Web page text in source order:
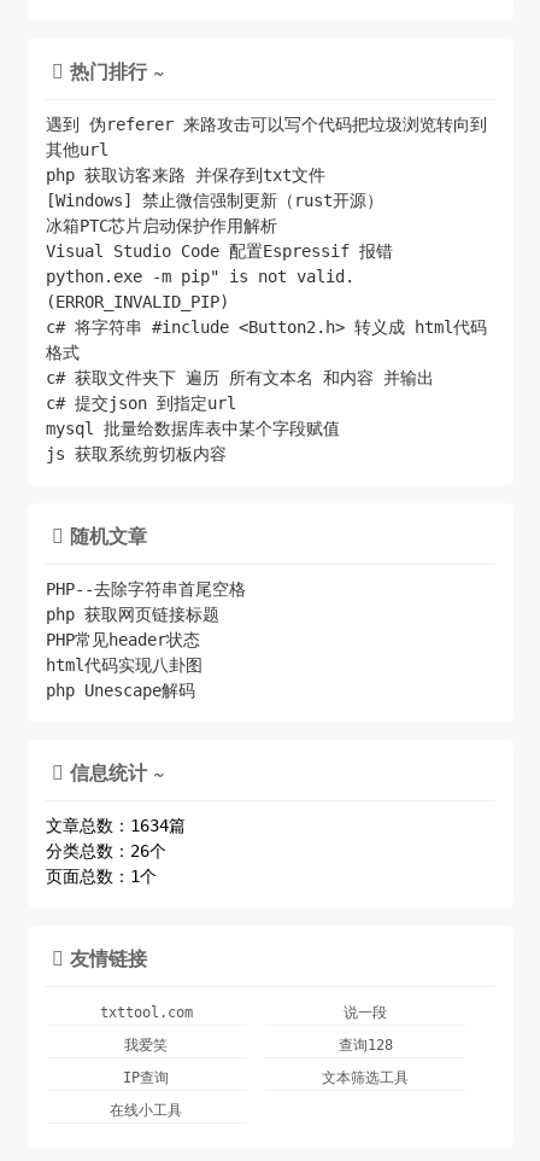
    $loginData['sp'] = $p;
    $loginData['sr'] = '1920*1080';
    $loginData['encoding'] = 'UTF-8';
    $loginData['cdult'] = '3';
    $loginData['prelt'] = '0';
    $loginData['returntype'] = 'TEXT';
    $ch = curl_init();
    curl_setopt($ch,CURLOPT_URL,$loginUrl);
    curl_setopt($ch,CURLOPT_RETURNTRANSFER,1);
    curl_setopt($ch,CURLOPT_HEADER,1);
    curl_setopt($ch, CURLOPT_SSL_VERIFYPEER,
    curl_setopt($ch, CURLOPT_SSL_VERIFYHOST,
    curl_setopt($ch,CURLOPT_POST,1);
curl_setopt($ch,CURLOPT_POSTFIELDS,http_build_que
ry($loginData));
$return);
$header, $matches);
    curl_close($ch);
'SUB'.$matches[1];
_curl($url,$post=0,$header=0,$cookie=0,$referer=0
 热门排行 ~
遇到 伪referer 来路攻击可以写个代码把垃圾浏览转向到
其他url
php 获取访客来路 并保存到txt文件
[Windows] 禁止微信强制更新（rust开源）
冰箱PTC芯片启动保护作用解析
Visual Studio Code 配置Espressif 报错
python.exe -m pip" is not valid.
(ERROR_INVALID_PIP)
c# 将字符串 #include <Button2.h> 转义成 html代码
格式
c# 获取文件夹下 遍历 所有文本名 和内容 并输出
c# 提交json 到指定url
mysql 批量给数据库表中某个字段赋值
js 获取系统剪切板内容
 随机文章
PHP--去除字符串首尾空格
php 获取网页链接标题
PHP常见header状态
html代码实现八卦图
php Unescape解码
 信息统计 ~
文章总数：1634篇
分类总数：26个
页面总数：1个
 友情链接
txttool.com
说一段
我爱笑
查询128
IP查询
文本筛选工具
在线小工具